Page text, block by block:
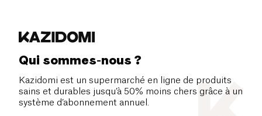
Qui sommes-nous ?
Kazidomi est un supermarché en ligne de produits
sains et durables jusqu’à 50% moins chers grâce à un
système d’abonnement annuel.